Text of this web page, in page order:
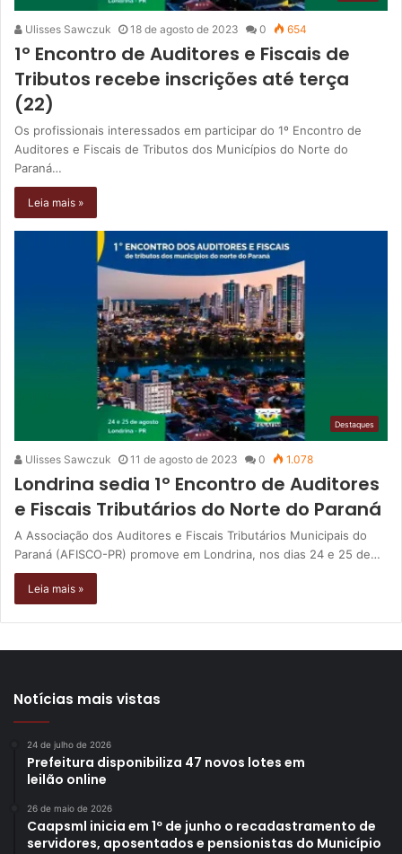
Ulisses Sawczuk 18 de agosto de 2023 0 654
1º Encontro de Auditores e Fiscais de
Tributos recebe inscrições até terça
(22)
Os profissionais interessados em participar do 1º Encontro de
Auditores e Fiscais de Tributos dos Municípios do Norte do
Paraná…
Leia mais »
Destaques
Ulisses Sawczuk 11 de agosto de 2023 0 1.078
Londrina sedia 1º Encontro de Auditores
e Fiscais Tributários do Norte do Paraná
A Associação dos Auditores e Fiscais Tributários Municipais do
Paraná (AFISCO-PR) promove em Londrina, nos dias 24 e 25 de…
Leia mais »
Notícias mais vistas
24 de julho de 2026
Prefeitura disponibiliza 47 novos lotes em
leilão online
26 de maio de 2026
Caapsml inicia em 1º de junho o recadastramento de
servidores, aposentados e pensionistas do Município